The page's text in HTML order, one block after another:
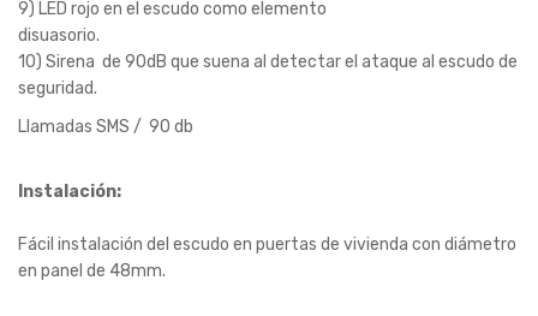
9) LED rojo en el escudo como elemento
disuasorio.
10) Sirena de 90dB que suena al detectar el ataque al escudo de
seguridad.
Llamadas SMS / 90 db
Instalación:
Fácil instalación del escudo en puertas de vivienda con diámetro
en panel de 48mm.